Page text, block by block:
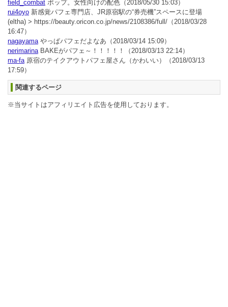
field_combat ポップ。女性向けの配色 （2018/05/30 15:03）
rui4oyo 新感覚パフェ専門店、JR原宿駅の“券売機”スペースに登場
(eltha) > https://beauty.oricon.co.jp/news/2108386/full/ （2018/03/28
16:47）
nagayamaやっぱパフェだよなあ （2018/03/14 15:09）
nerimarinaBAKEがパフェ～！！！！！
（2018/03/13 22:14）
ma-fa原宿のテイクアウトパフェ屋さん（かわいい）
（2018/03/13
17:59）
関連するページ
※当サイトはアフィリエイト広告を使用しております。